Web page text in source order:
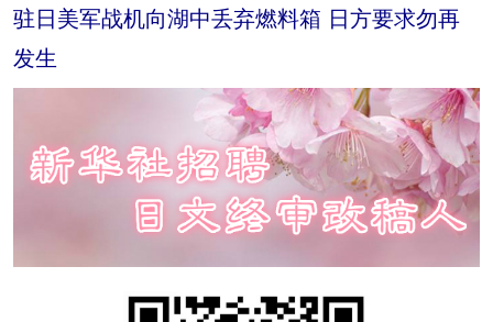
驻日美军战机向湖中丢弃燃料箱 日方要求勿再
发生